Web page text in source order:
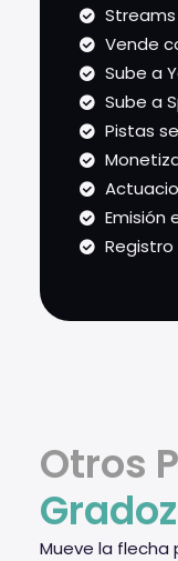
Vende
Sube a
Sube a
Pistas
Emisión
Registro
Otros
Mueve la flecha